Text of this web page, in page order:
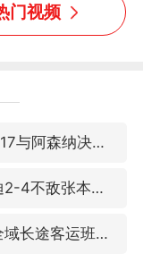
门视频
国足U17与阿森纳决赛取消 并列冠军
王艺迪2-4不敌张本美和止步4强
上海全域长途客运班次全部停运